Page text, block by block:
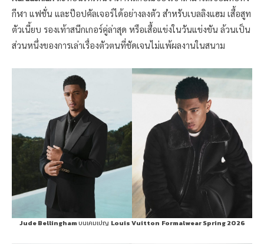
กีฬา แฟชั่น และป๊อปคัลเจอร์ได้อย่างลงตัว สำหรับเบลลิงแฮม เสื้อสูท
ตัวเนี้ยบ รองเท้าสนีกเกอร์คู่ล่าสุด หรือเสื้อแข่งในวันแข่งขัน ล้วนเป็น
ส่วนหนึ่งของการเล่าเรื่องตัวตนที่ชัดเจนไม่แพ้ผลงานในสนาม
Jude Bellinghamบนเคมเปญ Louis Vuitton Formalwear Spring 2026